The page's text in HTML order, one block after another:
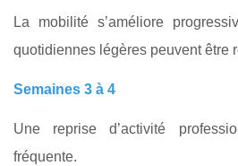
La mobilité s’améliore
quotidiennes légères peuvent être
Semaines 3 à 4
Une reprise d’activité
fréquente.